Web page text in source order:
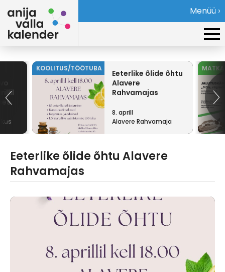
Menüü ›
KOOLITUS/TÖÖTUBA
Eeterlike õlide õhtu
Alavere
Rahvamajas
8. aprill
Alavere Rahvamaja
Eeterlike õlide õhtu Alavere
Rahvamajas